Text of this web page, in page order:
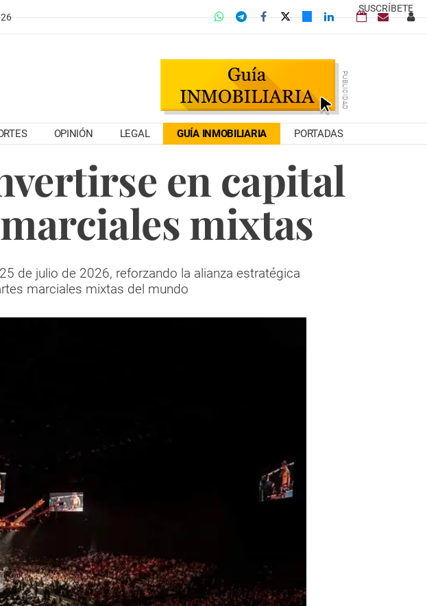
SUSCRÍBETE
OPINIÓN LEGAL GUÍA INMOBILIARIA PORTADAS
en capital
mixtas
de julio de 2026, reforzando la alianza estratégica
marciales mixtas del mundo